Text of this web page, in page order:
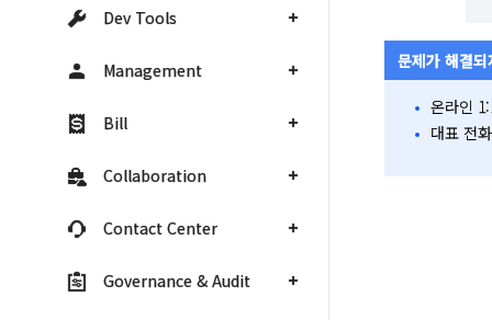
Dev Tools
Management
Bill
Collaboration
Contact Center
Governance & Audit
문제가 해결
온라인
대표 전